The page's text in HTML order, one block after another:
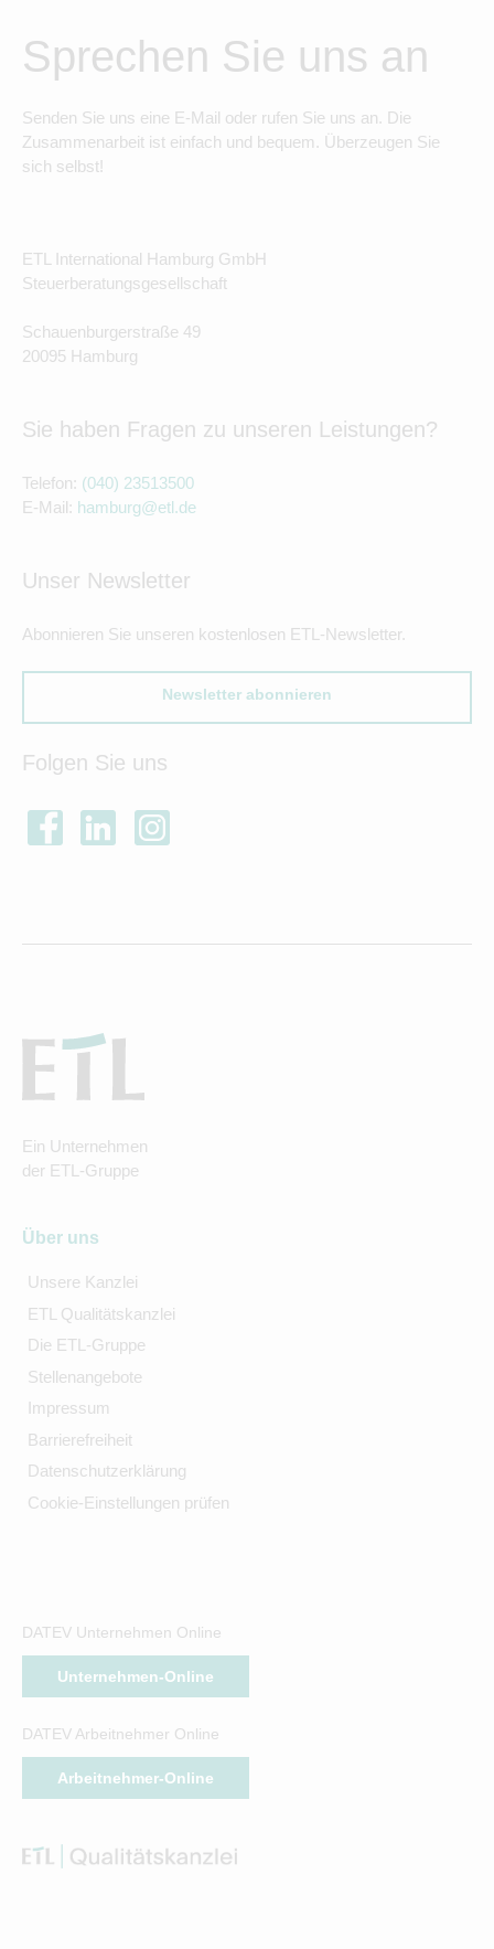
Sprechen Sie uns an
Senden Sie uns eine E-Mail oder rufen Sie uns an. Die
Zusammenarbeit ist einfach und bequem. Überzeugen Sie
sich selbst!
ETL International Hamburg GmbH
Steuerberatungsgesellschaft
Schauenburgerstraße 49
20095 Hamburg
Sie haben Fragen zu unseren Leistungen?
Telefon: (040) 23513500
E-Mail: hamburg@etl.de
Unser Newsletter
Abonnieren Sie unseren kostenlosen ETL-Newsletter.
Newsletter abonnieren
Folgen Sie uns
Ein Unternehmen
der ETL-Gruppe
Über uns
Unsere Kanzlei
ETL Qualitätskanzlei
Die ETL-Gruppe
Stellenangebote
Impressum
Barrierefreiheit
Datenschutzerklärung
Cookie-Einstellungen prüfen
DATEV Unternehmen Online
Unternehmen-Online
DATEV Arbeitnehmer Online
Arbeitnehmer-Online